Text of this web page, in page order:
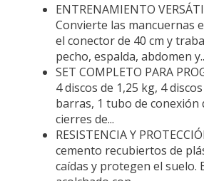
ENTRENAMIENTO
Convierte las mancuernas
el conector de 40 cm y
pecho, espalda, abdomen
SET COMPLETO PARA
4 discos de 1,25 kg, 4
barras, 1 tubo de conexión
cierres de...
RESISTENCIA Y
cemento recubiertos de
caídas y protegen el suelo.